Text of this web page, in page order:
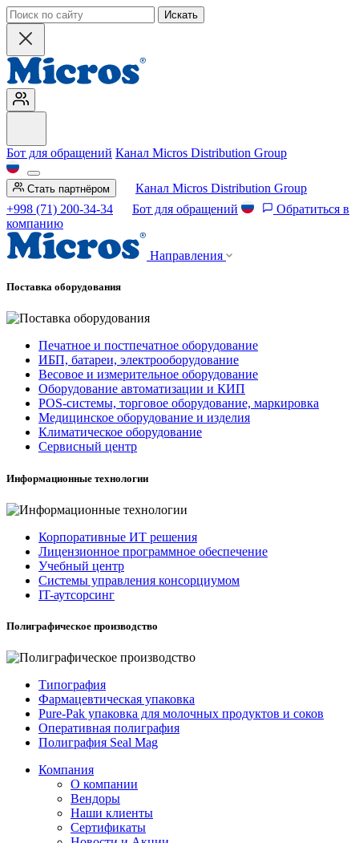
Искать
Бот для обращений Канал Micros Distribution Group
Стать партнёром
Канал Micros Distribution Group
+998 (71) 200-34-34
Бот для обращений
Обратиться в
компанию
Направления
Поставка оборудования
Печатное и постпечатное оборудование
ИБП, батареи, электрооборудование
Весовое и измерительное оборудование
Оборудование автоматизации и КИП
POS-системы, торговое оборудование, маркировка
Медицинское оборудование и изделия
Климатическое оборудование
Сервисный центр
Информационные технологии
Корпоративные ИТ решения
Лицензионное программное обеспечение
Учебный центр
Системы управления консорциумом
IT-аутсорсинг
Полиграфическое производство
Типография
Фармацевтическая упаковка
Pure-Pak упаковка для молочных продуктов и соков
Оперативная полиграфия
Полиграфия Seal Mag
Компания
О компании
Вендоры
Наши клиенты
Сертификаты